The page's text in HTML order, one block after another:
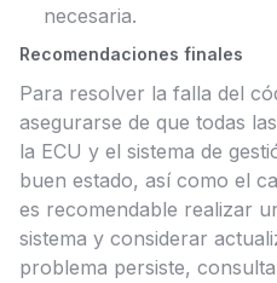
necesaria.
Recomendaciones finales
Para resolver la falla del
asegurarse de que todas
la ECU y el sistema de
buen estado, así como el
es recomendable realizar
sistema y considerar
problema persiste,